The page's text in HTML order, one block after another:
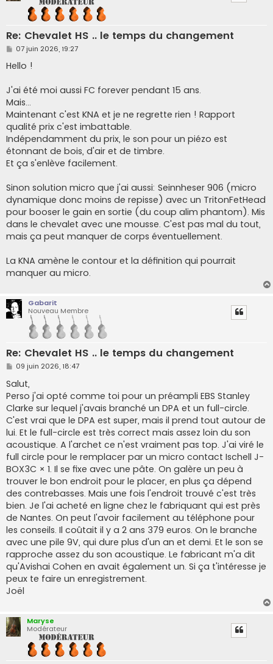
Re: Chevalet HS .. le temps du changement
M
s
s
g
e
07 juin 2026, 19:27
Hello !
J'ai été moi aussi FC forever pendant 15 ans.
Mais...
Maintenant c'est KNA et je ne regrette rien ! Rapport
qualité prix c'est imbattable.
Indépendamment du prix, le son pour un piézo est
étonnant de bois, d'air et de timbre.
Et ça s'enlève facilement.
Sinon solution micro que j'ai aussi: Seinnheser 906 (micro
dynamique donc moins de repisse) avec un TritonFetHead
pour booser le gain en sortie (du coup alim phantom). Mis
dans le chevalet avec une mousse. C'est pas mal du tout,
mais ça peut manquer de corps éventuellement.
La KNA amène le contour et la définition qui pourrait
manquer au micro.
Gabarit
Nouveau Membre
Re: Chevalet HS .. le temps du changement
M
s
s
a
g
e
09 juin 2026, 18:47
Salut,
Perso j'ai opté comme toi pour un préampli EBS Stanley
Clarke sur lequel j'avais branché un DPA et un full-circle.
C'est vrai que le DPA est super, mais il prend tout autour de
lui. Et le full-circle est très correct mais assez loin du son
acoustique. A l'archet ce n'est vraiment pas top. J'ai viré le
full circle pour le remplacer par un micro contact Ischell J-
BOX3C × 1. Il se fixe avec une pâte. On galère un peu à
trouver le bon endroit pour le placer, en plus ça dépend
des contrebasses. Mais une fois l'endroit trouvé c'est très
bien. Je l'ai acheté en ligne chez le fabriquant qui est près
de Nantes. On peut l'avoir facilement au téléphone pour
les conseils. Il coûtait il y a 2 ans 379 euros. On le branche
avec une pile 9V, qui dure plus d'un an et demi. Et le son se
rapproche assez du son acoustique. Le fabricant m'a dit
qu'Avishai Cohen en avait également un. Si ça t'intéresse je
peux te faire un enregistrement.
Joël
Maryse
Modérateur